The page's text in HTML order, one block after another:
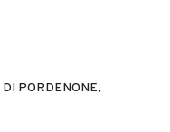
PORDENONE,